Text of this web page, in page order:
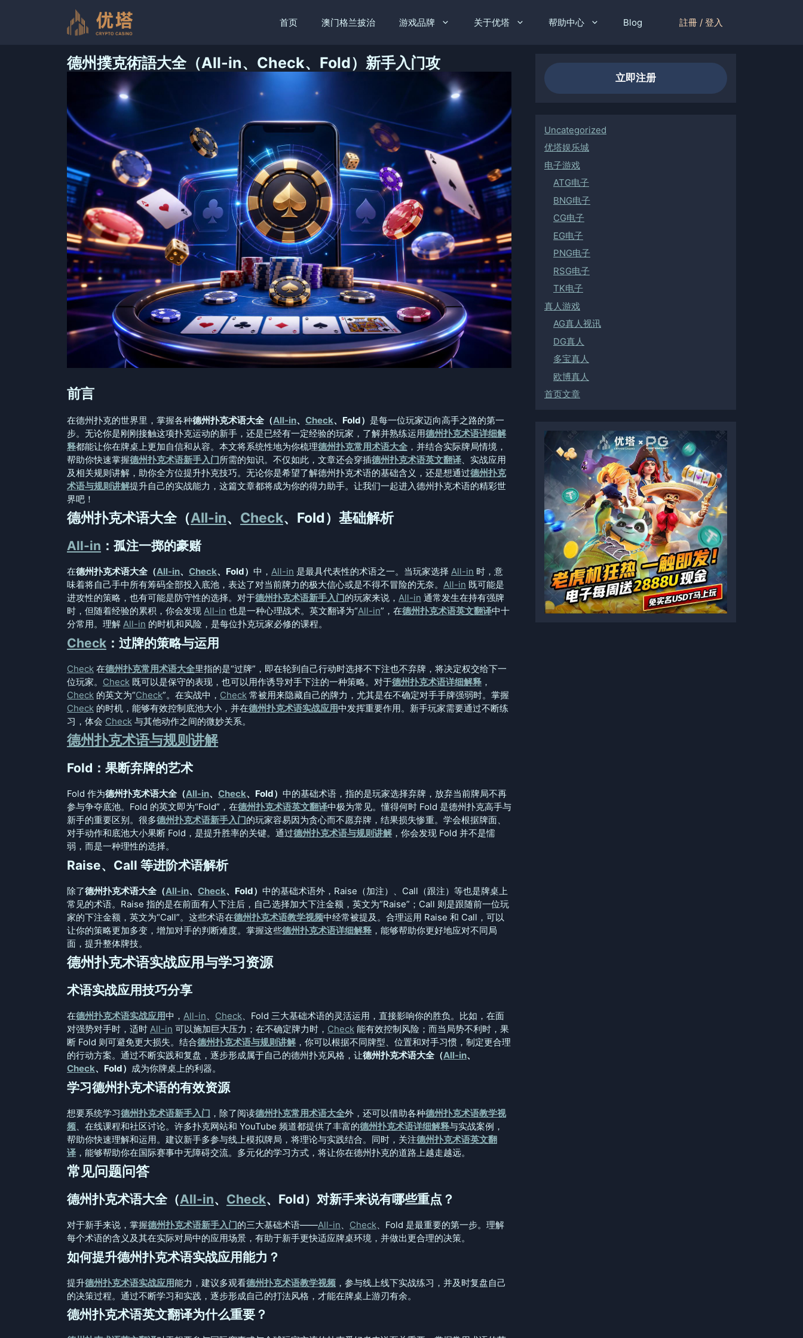
首页 澳门格兰披治 游戏品牌 关于优塔 帮助中心 Blog 註冊 / 登入
德州撲克術語大全（All-in、Check、Fold）新手入门攻
前言
在德州扑克的世界里，掌握各种德州扑克术语大全（All-in、 Check、Fold） 是每一位玩家迈向高手之路的第一
步。无论你是刚刚接触这项扑克运动的新手，还是已经有一定经验的玩家，了解并熟练运用德州扑克术语详细解
释都能让你在牌桌上更加自信和从容。本文将系统性地为你梳理德州扑克常用术语大全 ，并结合实际牌局情境，
帮助你快速掌握德州扑克术语新手入门所需的知识。不仅如此，文章还会穿插德州扑克术语英文翻译、实战应用
及相关规则讲解，助你全方位提升扑克技巧。无论你是希望了解德州扑克术语的基础含义，还是想通过德州扑克
术语与规则讲解提升自己的实战能力，这篇文章都将成为你的得力助手。让我们一起进入德州扑克术语的精彩世
界吧！
德州扑克术语大全（All-in、 Check、Fold）基础解析
All-in ：孤注一掷的豪赌
在德州扑克术语大全（All-in、 Check、Fold） 中， All-in 是最具代表性的术语之一。当玩家选择 All-in 时，意
味着将自己手中所有筹码全部投入底池，表达了对当前牌力的极大信心或是不得不冒险的无奈。 All-in 既可能是
进攻性的策略，也有可能是防守性的选择。对于德州扑克术语新手入门的玩家来说， All-in 通常发生在持有强牌
时，但随着经验的累积，你会发现 All-in 也是一种心理战术。英文翻译为“All-in”，在德州扑克术语英文翻译中十
分常用。理解 All-in 的时机和风险，是每位扑克玩家必修的课程。
Check ：过牌的策略与运用
Check 在德州扑克常用术语大全里指的是“过牌”，即在轮到自己行动时选择不下注也不弃牌，将决定权交给下一
位玩家。 Check 既可以是保守的表现，也可以用作诱导对手下注的一种策略。对于德州扑克术语详细解释 ，
Check 的英文为“Check”。在实战中， Check 常被用来隐藏自己的牌力，尤其是在不确定对手手牌强弱时。掌握
Check 的时机，能够有效控制底池大小，并在德州扑克术语实战应用中发挥重要作用。新手玩家需要通过不断练
习，体会 Check 与其他动作之间的微妙关系。
德州扑克术语与规则讲解
Fold：果断弃牌的艺术
Fold 作为德州扑克术语大全（All-in、 Check、Fold） 中的基础术语，指的是玩家选择弃牌，放弃当前牌局不再
参与争夺底池。Fold 的英文即为“Fold”，在德州扑克术语英文翻译中极为常见。懂得何时 Fold 是德州扑克高手与
新手的重要区别。很多德州扑克术语新手入门的玩家容易因为贪心而不愿弃牌，结果损失惨重。学会根据牌面、
对手动作和底池大小果断 Fold，是提升胜率的关键。通过德州扑克术语与规则讲解，你会发现 Fold 并不是懦
弱，而是一种理性的选择。
Raise、Call 等进阶术语解析
除了德州扑克术语大全（All-in、 Check、Fold） 中的基础术语外，Raise（加注）、Call（跟注）等也是牌桌上
常见的术语。Raise 指的是在前面有人下注后，自己选择加大下注金额，英文为“Raise”；Call 则是跟随前一位玩
家的下注金额，英文为“Call”。这些术语在德州扑克术语教学视频中经常被提及。合理运用 Raise 和 Call，可以
让你的策略更加多变，增加对手的判断难度。掌握这些德州扑克术语详细解释 ，能够帮助你更好地应对不同局
面，提升整体牌技。
德州扑克术语实战应用与学习资源
术语实战应用技巧分享
在德州扑克术语实战应用中， All-in、 Check、Fold 三大基础术语的灵活运用，直接影响你的胜负。比如，在面
对强势对手时，适时 All-in 可以施加巨大压力；在不确定牌力时， Check 能有效控制风险；而当局势不利时，果
断 Fold 则可避免更大损失。结合德州扑克术语与规则讲解，你可以根据不同牌型、位置和对手习惯，制定更合理
的行动方案。通过不断实践和复盘，逐步形成属于自己的德州扑克风格，让德州扑克术语大全（All-in、
Check、Fold） 成为你牌桌上的利器。
学习德州扑克术语的有效资源
想要系统学习德州扑克术语新手入门 ，除了阅读德州扑克常用术语大全外，还可以借助各种德州扑克术语教学视
频、在线课程和社区讨论。许多扑克网站和 YouTube 频道都提供了丰富的德州扑克术语详细解释与实战案例，
帮助你快速理解和运用。建议新手多参与线上模拟牌局，将理论与实践结合。同时，关注德州扑克术语英文翻
译 ，能够帮助你在国际赛事中无障碍交流。多元化的学习方式，将让你在德州扑克的道路上越走越远。
常见问题问答
德州扑克术语大全（All-in、 Check、Fold）对新手来说有哪些重点？
对于新手来说，掌握德州扑克术语新手入门的三大基础术语——All-in、 Check、Fold 是最重要的第一步。理解
每个术语的含义及其在实际对局中的应用场景，有助于新手更快适应牌桌环境，并做出更合理的决策。
如何提升德州扑克术语实战应用能力？
提升德州扑克术语实战应用能力，建议多观看德州扑克术语教学视频 ，参与线上线下实战练习，并及时复盘自己
的决策过程。通过不断学习和实践，逐步形成自己的打法风格，才能在牌桌上游刃有余。
德州扑克术语英文翻译为什么重要？
立即注册
Uncategorized
优塔娱乐城
电子游戏
ATG电子
BNG电子
CG电子
EG电子
PNG电子
RSG电子
TK电子
真人游戏
AG真人视讯
DG真人
多宝真人
欧博真人
首页文章